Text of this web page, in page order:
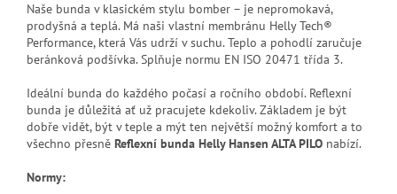
Naše bunda v klasickém stylu bomber – je nepromokavá,
prodyšná a teplá. Má naši vlastní membránu Helly Tech®
Performance, která Vás udrží v suchu. Teplo a pohodlí zaručuje
beránková podšívka. Splňuje normu EN ISO 20471 třída 3.
Ideální bunda do každého počasí a ročního období. Reflexní
bunda je důležitá ať už pracujete kdekoliv. Základem je být
dobře vidět, být v teple a mýt ten největší možný komfort a to
všechno přesně Reflexní bunda Helly Hansen ALTA PILO nabízí.
Normy: